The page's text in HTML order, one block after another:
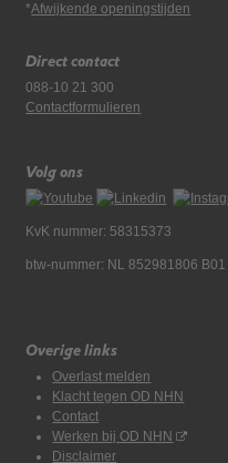
*Afwijkende openingstijden
Direct contact
088-10 21 300
Contactformulieren
Volg ons
KvK nummer: 58315373
btw-nummer: NL 852981806 B01
Overige links
Overlast melden
Klacht tegen OD NHN
Contact
Werken bij OD NHN
Disclaimer